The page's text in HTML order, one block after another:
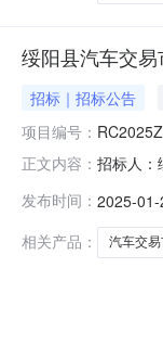
绥阳县汽车交
招标｜招标公告
项目编号：
正文内容： 招标人：
13点00
额：
发布时间： 2025-
相关产品：
汽车交